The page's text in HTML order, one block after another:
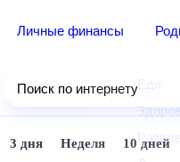
Личные финансы
Поиск по интернету
3 дня Неделя 10